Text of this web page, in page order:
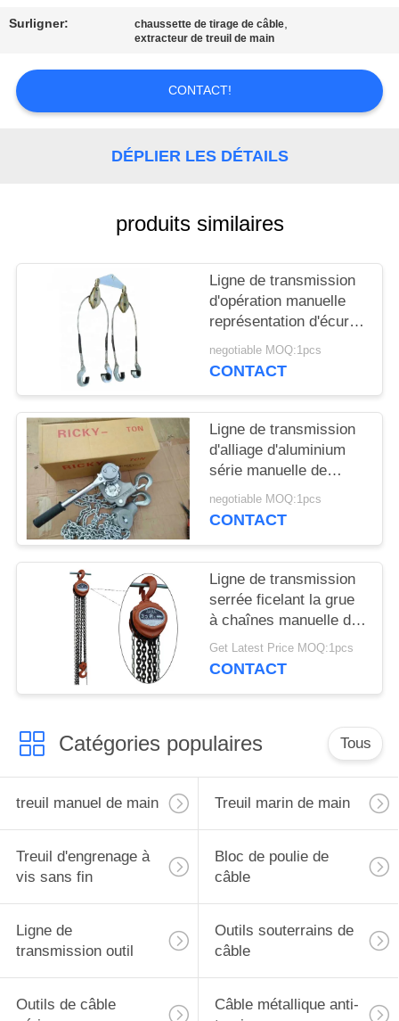
NOUS
CONTACTER
DEMANDEZ
DU
PRIVACY
POLICY
Surligner: chaussette de tirage de câble,
extracteur de treuil de main
CONTACT!
DÉPLIER LES DÉTAILS
produits similaires
Ligne de transmission
d'opération manuelle
représentation d'écurie
de poussoir de
conducteurs
negotiable MOQ:1pcs
CONTACT
Ligne de transmission
d'alliage d'aluminium
série manuelle de
poignée d'outil
soulevant la grue à
negotiable MOQ:1pcs
CONTACT
Ligne de transmission
serrée ficelant la grue
à chaînes manuelle de
corde de fil d'acier
d'équipement
Get Latest Price MOQ:1pcs
CONTACT
Catégories populaires Tous
treuil manuel de main Treuil marin de main
Treuil d'engrenage à
vis sans fin
Bloc de poulie de
câble
Ligne de
transmission outil
Outils souterrains de
câble
Outils de câble
Câble métallique anti-